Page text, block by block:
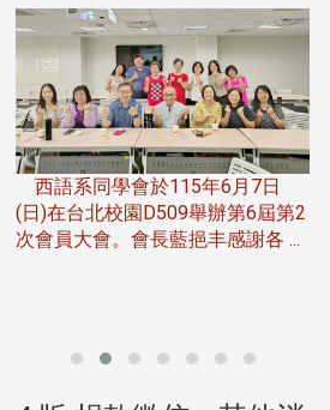
西語系同學會於115年6月7日
(日)在台北校園D509舉辦第6屆第2
次會員大會。會長藍挹丰感謝各 ...